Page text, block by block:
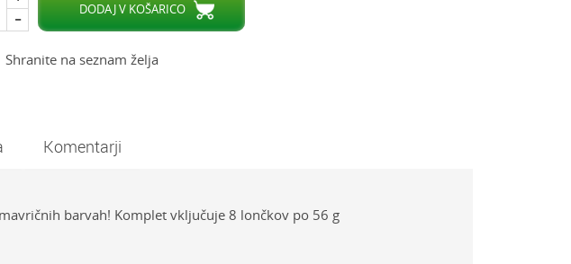
DODAJ V KOŠARICO
Shranite na seznam želja
Komentarji
barvah! Komplet vključuje 8 lončkov po 56 g